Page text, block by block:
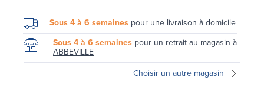
Sous 4 à 6 semaines pour une livraison à domicile
Sous 4 à 6 semaines pour un retrait au magasin à
ABBEVILLE
Choisir un autre magasin